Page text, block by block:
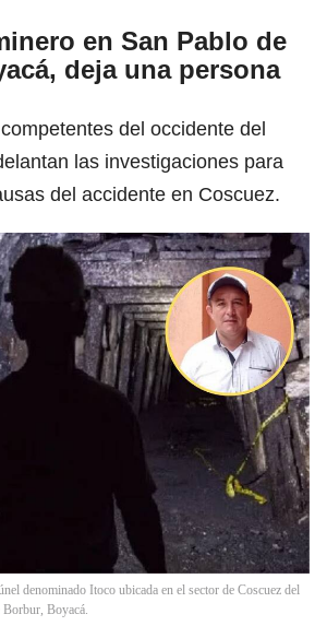
en San Pablo de
deja una persona
del occidente del
las investigaciones para
del accidente en Coscuez.
denominado Itoco ubicada en el sector de Coscuez del
Boyacá.